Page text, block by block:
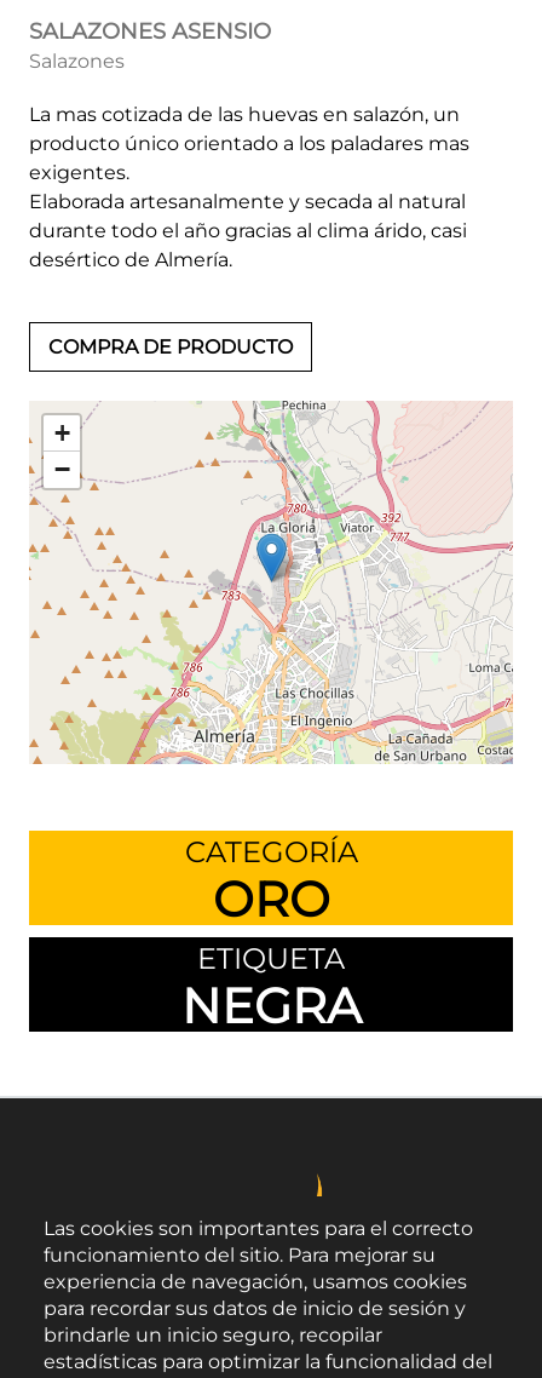
SALAZONES ASENSIO
Salazones
La mas cotizada de las huevas en salazón, un
producto único orientado a los paladares mas
exigentes.
Elaborada artesanalmente y secada al natural
durante todo el año gracias al clima árido, casi
desértico de Almería.
COMPRA DE PRODUCTO
+
−
CATEGORÍA
ORO
ETIQUETA
NEGRA
Las cookies son importantes para el correcto
funcionamiento del sitio. Para mejorar su
experiencia de navegación, usamos cookies
para recordar sus datos de inicio de sesión y
brindarle un inicio seguro, recopilar
estadísticas para optimizar la funcionalidad del